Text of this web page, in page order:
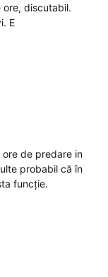
ore, discutabil.
E
de predare in
probabil că în
funcție.